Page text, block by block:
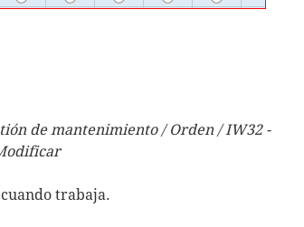
de mantenimiento / Orden / IW32 -
trabaja.